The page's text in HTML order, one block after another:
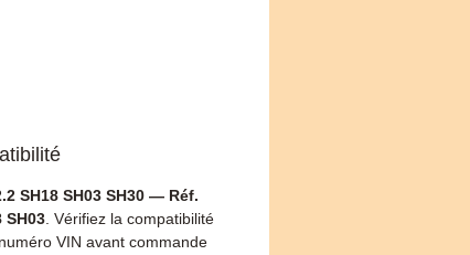
SH18 SH03 SH30 — Réf.
SH03 . Vérifiez la compatibilité
VIN avant commande